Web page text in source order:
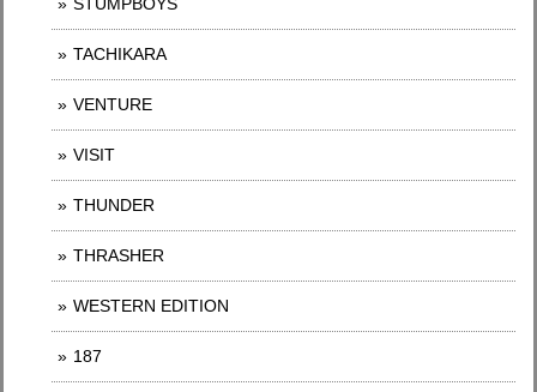
STUMPBOYS
TACHIKARA
VENTURE
VISIT
THUNDER
THRASHER
WESTERN EDITION
187